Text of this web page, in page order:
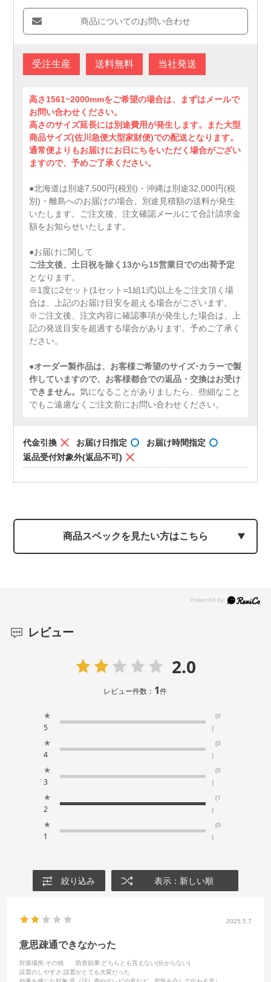
商品についてのお問い合わせ
受注生産 送料無料 当社発送
高さ1561~2000mmをご希望の場合は、まずはメールで
お問い合わせください。
高さのサイズ延長には別途費用が発生します。また大型
商品サイズ(佐川急便大型家財便)での配送となります。
通常便よりもお届けにお日にちをいただく場合がござい
ますので、予めご了承ください。
●北海道は別途7,500円(税別)・沖縄は別途32,000円(税
別)・離島へのお届けの場合、別途見積額の送料が発生
いたします。ご注文後、注文確認メールにて合計請求金
額をお知らせいたします。
●お届けに関して
ご注文後、土日祝を除く13から15営業日での出荷予定
となります。
※1度に2セット(1セット=1組1式)以上をご注文頂く場
合は、上記のお届け目安を超える場合がございます。
※ご注文後、注文内容に確認事項が発生した場合は、上
記の発送目安を超過する場合があります。予めご了承く
ださい。
●オーダー製作品は、お客様ご希望のサイズ･カラーで製
作していますので、お客様都合での返品・交換はお受け
できません。気になることがありましたら、些細なこと
でもご遠慮なくご注文前にお問い合わせください。
代金引換 お届け日指定
お届け時間指定
返品受付対象外(返品不可)
商品スペックを見たい方はこちら
レビュー
2.0
レビュー件数： 1件
★
5
(0
)
★
4
(0
)
★
3
(0
)
★
2
(1
)
★
1
(0
)
絞り込み 表示：新しい順
2025.5.7
意思疎通できなかった
対策場所:その他 防音効果:どちらとも言えない(分からない)
設置のしやすさ :設置がとても大変だった